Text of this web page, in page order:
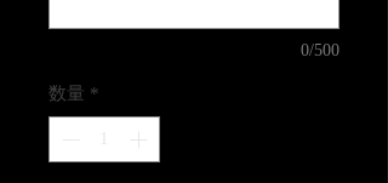
0/500
数量 *